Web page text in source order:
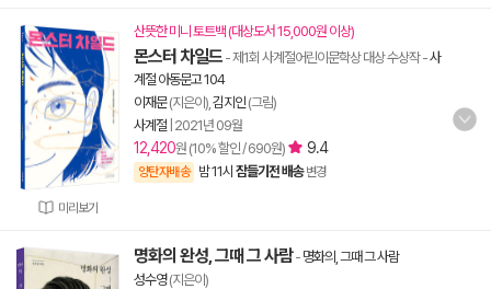
미리보기
산뜻한 미니 토트백 (대상도서 15,000원 이상)
몬스터 차일드 - 제1회 사계절어린이문학상 대상 수상작-사
계절 아동문고 104
이재문(지은이), 김지인 (그림)
사계절 2021년 09월
12,420원 (10% 할인 / 690원) 9.4
양탄자배송 밤 11시 잠들기전 배송 변경
명화의 완성, 그때 그 사람- 명화의, 그때 그 사람
성수영(지은이)